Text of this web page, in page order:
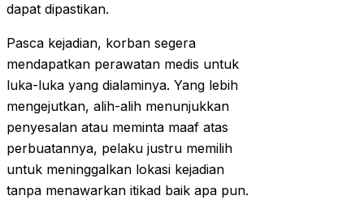
dapat dipastikan.
Pasca kejadian, korban segera
mendapatkan perawatan medis untuk
luka-luka yang dialaminya. Yang lebih
mengejutkan, alih-alih menunjukkan
penyesalan atau meminta maaf atas
perbuatannya, pelaku justru memilih
untuk meninggalkan lokasi kejadian
tanpa menawarkan itikad baik apa pun.